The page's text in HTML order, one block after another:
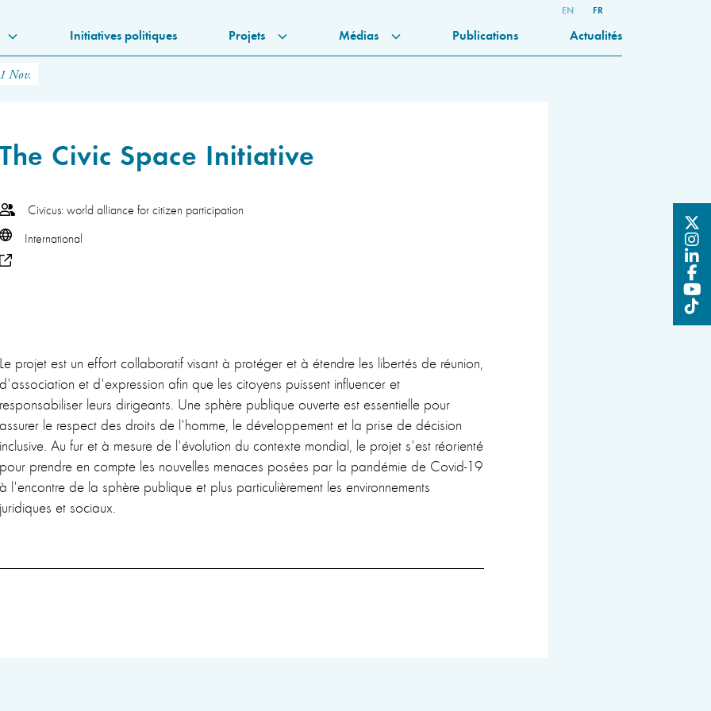
EN FR
Initiatives politiques Projets Médias Publications Actualités
Nov.
Civic Space Initiative
Civicus: world alliance for citizen participation
International
projet est un effort collaboratif visant à protéger et à étendre les libertés de réunion,
et d'expression afin que les citoyens puissent influencer et
leurs dirigeants. Une sphère publique ouverte est essentielle pour
le respect des droits de l'homme, le développement et la prise de décision
Au fur et à mesure de l'évolution du contexte mondial, le projet s'est réorienté
prendre en compte les nouvelles menaces posées par la pandémie de Covid-19
l'encontre de la sphère publique et plus particulièrement les environnements
et sociaux.